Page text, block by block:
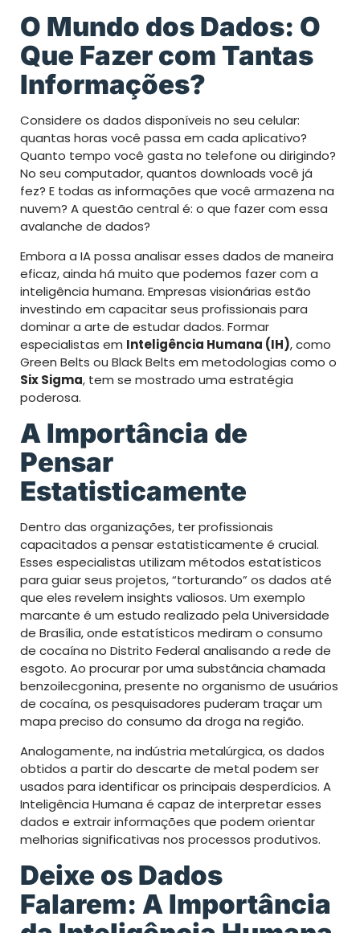
O Mundo dos Dados: O
Que Fazer com Tantas
Informações?
Considere os dados disponíveis no seu celular:
quantas horas você passa em cada aplicativo?
Quanto tempo você gasta no telefone ou dirigindo?
No seu computador, quantos downloads você já
fez? E todas as informações que você armazena na
nuvem? A questão central é: o que fazer com essa
avalanche de dados?
Embora a IA possa analisar esses dados de maneira
eficaz, ainda há muito que podemos fazer com a
inteligência humana. Empresas visionárias estão
investindo em capacitar seus profissionais para
dominar a arte de estudar dados. Formar
especialistas em Inteligência Humana (IH), como
Green Belts ou Black Belts em metodologias como o
Six Sigma, tem se mostrado uma estratégia
poderosa.
A Importância de
Pensar
Estatisticamente
Dentro das organizações, ter profissionais
capacitados a pensar estatisticamente é crucial.
Esses especialistas utilizam métodos estatísticos
para guiar seus projetos, “torturando” os dados até
que eles revelem insights valiosos. Um exemplo
marcante é um estudo realizado pela Universidade
de Brasília, onde estatísticos mediram o consumo
de cocaína no Distrito Federal analisando a rede de
esgoto. Ao procurar por uma substância chamada
benzoilecgonina, presente no organismo de usuários
de cocaína, os pesquisadores puderam traçar um
mapa preciso do consumo da droga na região.
Analogamente, na indústria metalúrgica, os dados
obtidos a partir do descarte de metal podem ser
usados para identificar os principais desperdícios. A
Inteligência Humana é capaz de interpretar esses
dados e extrair informações que podem orientar
melhorias significativas nos processos produtivos.
Deixe os Dados
Falarem: A Importância